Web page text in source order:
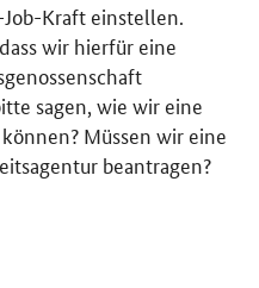
Kraft einstellen.
wir hierfür eine
sagen, wie wir eine
Müssen wir eine
beantragen?